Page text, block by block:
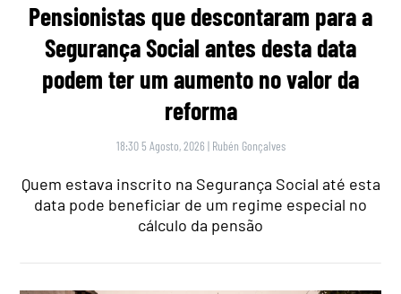
Pensionistas que descontaram para a
Segurança Social antes desta data
podem ter um aumento no valor da
reforma
18:30 5 Agosto, 2026 | Rubén Gonçalves
Quem estava inscrito na Segurança Social até esta
data pode beneficiar de um regime especial no
cálculo da pensão